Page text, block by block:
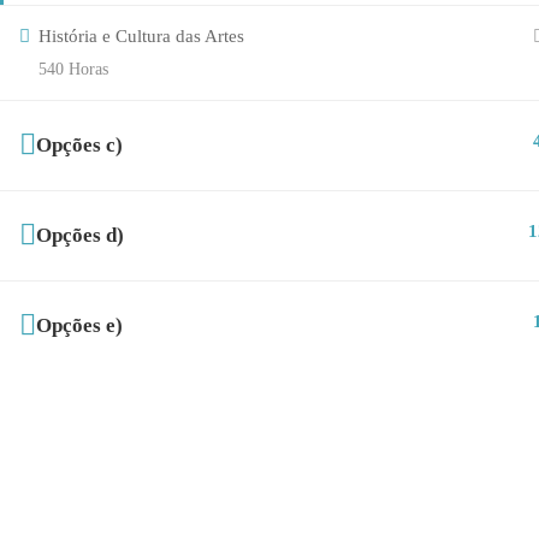
História e Cultura das Artes
540 Horas
Opções c)
Opções d)
Opções e) 1